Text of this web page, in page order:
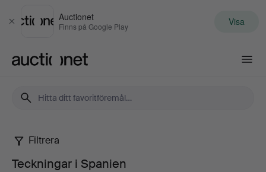
Stäng
Auctionet
Finns på Google Play Visa
Teckningar
Filtrera
Teckningar i Spanien